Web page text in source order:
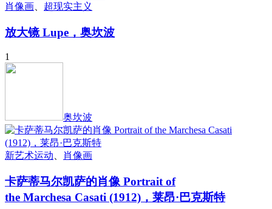
肖像画 超现实主义
放大镜 Lupe，奥坎波
1
奥坎波
新艺术运动 肖像画
卡萨蒂马尔凯萨的肖像 Portrait of
the Marchesa Casati (1912)，莱昂·巴克斯特